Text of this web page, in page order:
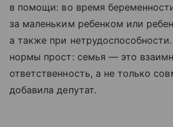
в помощи: во время
за маленьким ребенком или
а также при
нормы прост: семья — это
ответственность, а не только
добавила депутат.